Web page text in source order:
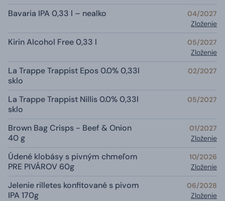
Bavaria IPA 0,33 l – nealko
04/2027
Zloženie
Kirin Alcohol Free 0,33 l
05/2027
Zloženie
La Trappe Trappist Epos 0.0% 0,33l
sklo
02/2027
La Trappe Trappist Nillis 0.0% 0,33l
sklo
05/2027
Brown Bag Crisps - Beef & Onion
40 g
01/2027
Zloženie
Údené klobásy s pivným chmeľom
PRE PIVÁROV 60g
10/2026
Zloženie
Jelenie rilletes konfitované s pivom
IPA 170g
06/2028
Zloženie